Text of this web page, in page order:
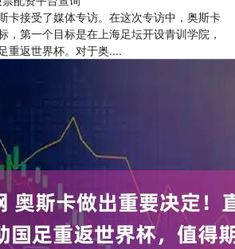
卡接受了媒体专访。在这次专访中，奥斯卡
，第一个目标是在上海足坛开设青训学院，
重返世界杯。对于奥....